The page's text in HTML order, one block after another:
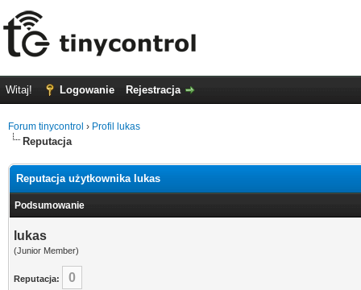
Witaj! Logowanie Rejestracja
Forum tinycontrol › Profil lukas
Reputacja
Reputacja użytkownika lukas
Podsumowanie
lukas
(Junior Member)
Reputacja: 0